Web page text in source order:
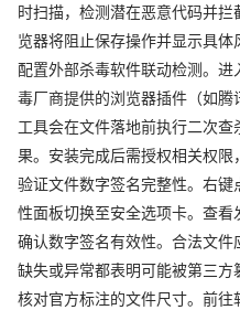
时扫描，检测潜在恶意代码并
览器将阻止保存操作并显示具体
配置外部杀毒软件联动检测。
毒厂商提供的浏览器插件（如腾
工具会在文件落地前执行二次
果。安装完成后需授权相关权限
验证文件数字签名完整性。右
性面板切换至安全选项卡。查看
确认数字签名有效性。合法文
缺失或异常都表明可能被第三方
核对官方标注的文件尺寸。前